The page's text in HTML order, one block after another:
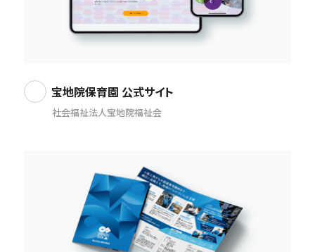
宝地院保育園 公式サイト
社会福祉法人宝地院福祉会